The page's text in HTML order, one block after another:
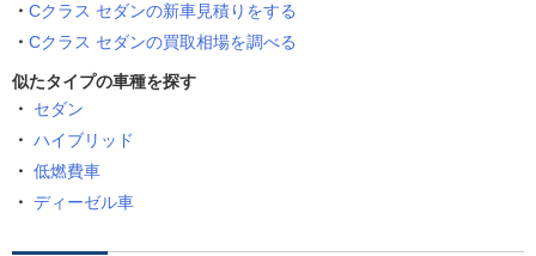
Cクラス セダンの新車見積りをする
Cクラス セダンの買取相場を調べる
似たタイプの車種を探す
セダン
ハイブリッド
低燃費車
ディーゼル車